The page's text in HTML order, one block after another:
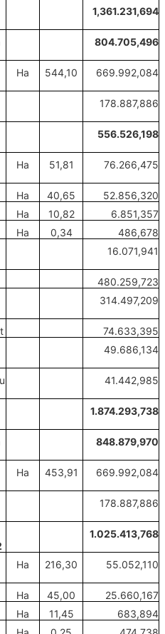
1,361.231,694
804.705,496
Ha 544,10 669.992,084
178.887,886
556.526,198
Ha 51,81 76.266,475
Ha 40,65
52.856,320
Ha 10,82
6.851,357
Ha 0,34
486,678
16.071,941
480.259,723
314.497,209
74.633,395
49.686,134
41.442,985
1.874.293,738
848.879,970
Ha 453,91 669.992,084
178.887,886
1.025.413,768
Ha 216,30 55.052,110
Ha 45,00
25.660,167
Ha 11,45
683,894